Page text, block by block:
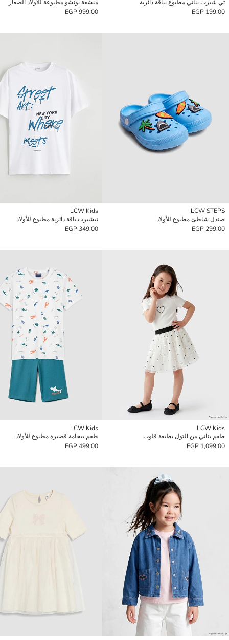
تي شيرت بناتي مطبوع بياقة دائرية
199.00 EGP
منشفة بونشو مطبوعة للأولاد الصغار
999.00 EGP
LCW STEPS
صندل شاطئ مطبوع للأولاد
299.00 EGP
LCW Kids
تيشيرت ياقة دائرية مطبوع للأولاد
349.00 EGP
LCW Kids
طقم بناتي من التول بطبعة قلوب
1,099.00 EGP
LCW Kids
طقم بيجامة قصيرة مطبوع للأولاد
499.00 EGP